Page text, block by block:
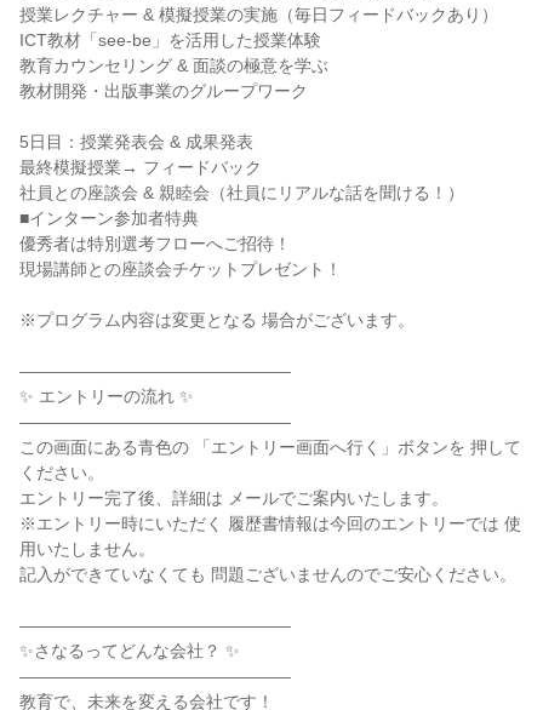
授業レクチャー & 模擬授業の実施（毎日フィードバックあり）
ICT教材「see-be」を活用した授業体験
教育カウンセリング & 面談の極意を学ぶ
教材開発・出版事業のグループワーク
5日目：授業発表会 & 成果発表
最終模擬授業→ フィードバック
社員との座談会 & 親睦会（社員にリアルな話を聞ける！）
■インターン参加者特典
優秀者は特別選考フローへご招待！
現場講師との座談会チケットプレゼント！
※プログラム内容は変更となる 場合がございます。
――――――――――――――――
✨ エントリーの流れ ✨
――――――――――――――――
この画面にある青色の 「エントリー画面へ行く」ボタンを 押して
ください。
エントリー完了後、詳細は メールでご案内いたします。
※エントリー時にいただく 履歴書情報は今回のエントリーでは 使
用いたしません。
記入ができていなくても 問題ございませんのでご安心ください。
――――――――――――――――
✨さなるってどんな会社？ ✨
――――――――――――――――
教育で、未来を変える会社です！